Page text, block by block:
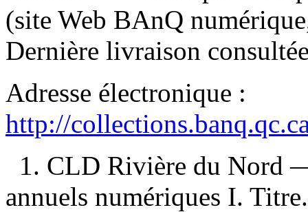
(site Web BAnQ
Dernière livraison
Adresse électronique :
http://
1. CLD Rivière du Nord
annuels numériques I. Titre.